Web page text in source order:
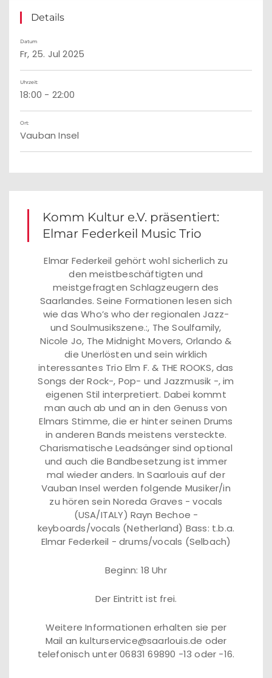
Details
Datum
Fr, 25. Jul 2025
Uhrzeit:
18:00 - 22:00
Ort:
Vauban Insel
Komm Kultur e.V. präsentiert:
Elmar Federkeil Music Trio
Elmar Federkeil gehört wohl sicherlich zu
den meistbeschäftigten und
meistgefragten Schlagzeugern des
Saarlandes. Seine Formationen lesen sich
wie das Who’s who der regionalen Jazz-
und Soulmusikszene.:, The Soulfamily,
Nicole Jo, The Midnight Movers, Orlando &
die Unerlösten und sein wirklich
interessantes Trio Elm F. & THE ROOKS, das
Songs der Rock-, Pop- und Jazzmusik -, im
eigenen Stil interpretiert. Dabei kommt
man auch ab und an in den Genuss von
Elmars Stimme, die er hinter seinen Drums
in anderen Bands meistens versteckte.
Charismatische Leadsänger sind optional
und auch die Bandbesetzung ist immer
mal wieder anders. In Saarlouis auf der
Vauban Insel werden folgende Musiker/in
zu hören sein Noreda Graves - vocals
(USA/ITALY) Rayn Bechoe -
keyboards/vocals (Netherland) Bass: t.b.a.
Elmar Federkeil - drums/vocals (Selbach)
Beginn: 18 Uhr
Der Eintritt ist frei.
Weitere Informationen erhalten sie per
Mail an kulturservice@saarlouis.de oder
telefonisch unter 06831 69890 -13 oder -16.